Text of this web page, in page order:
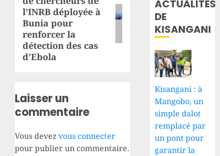
suivant:
l’INRB déployée à
Bunia pour
renforcer la
détection des cas
d’Ebola
Laisser un
commentaire
Vous devezvous connecter
pour publier un commentaire.
ACTUALITÉS
DE
KISANGANI
Kisangani : à
Mangobo, un
simple dalot
remplacé par
un pont pour
garantir la